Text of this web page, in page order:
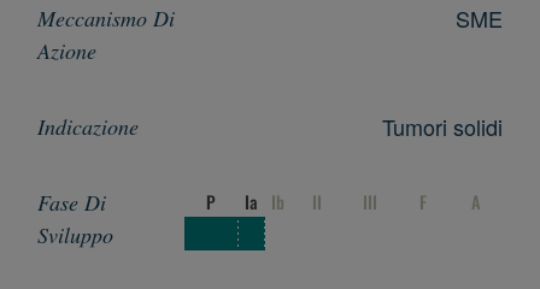
SME
Tumori solidi
P Ia Ib II III F A